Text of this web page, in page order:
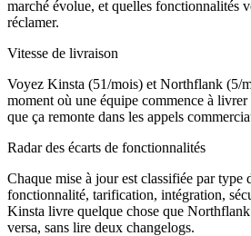
marché évolue, et quelles fonctionnalités
réclamer.
Vitesse de livraison
Voyez Kinsta (51/mois) et Northflank (5/
moment où une équipe commence à
que ça remonte dans les appels
Radar des écarts de fonctionnalités
Chaque mise à jour est classifiée par
fonctionnalité, tarification, intégration,
Kinsta livre quelque chose que
versa, sans lire deux changelogs.